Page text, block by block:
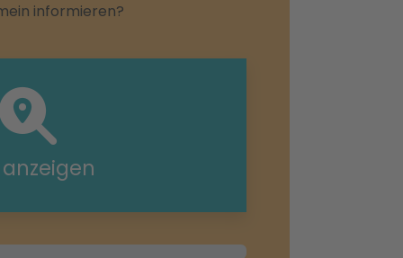
informieren?